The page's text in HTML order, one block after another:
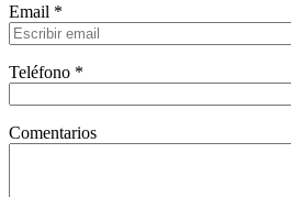
Email *
Teléfono *
Comentarios